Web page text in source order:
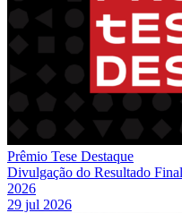
Prêmio Tese Destaque
Divulgação do Resultado
2026
29 jul 2026